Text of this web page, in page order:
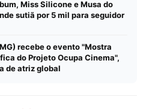
Miss Silicone e Musa do
sutiã por 5 mil para seguidor
recebe o evento "Mostra
do Projeto Ocupa Cinema",
de atriz global